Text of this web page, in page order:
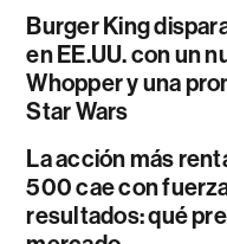
Burger King
en EE.UU. con un
Whopper y una
Star Wars
La acción más
500 cae con
resultados: qué